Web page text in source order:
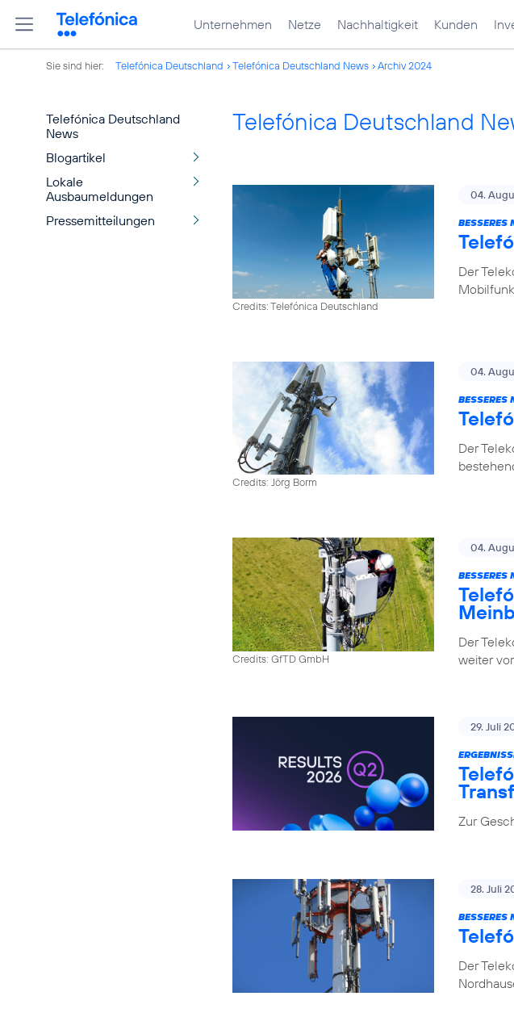
Unternehmen Netze Nachhaltigkeit Kunden
Sie sind hier: Telefónica Deutschland Telefónica Deutschland News Archiv 2024
Telefónica Deutschland
News
Blogartikel
Lokale
Ausbaumeldungen
Pressemitteilungen
Telefónica Deutschland
Credits: Telefónica Deutschland
04.
BESSERES
Der
Credits: Jörg Borm
04.
BESSERES
Der
Credits: GfTD GmbH
04.
BESSERES
Der
weiter
29. Juli
Zur
28. Juli
BESSERES
Der